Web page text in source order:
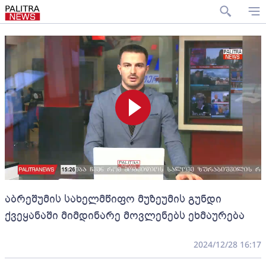
აბრეშუმის სახელმწიფო მუზეუმის გუნდი
ქვეყანაში მიმდინარე მოვლენებს ეხმაურება
2024/12/28 16:17